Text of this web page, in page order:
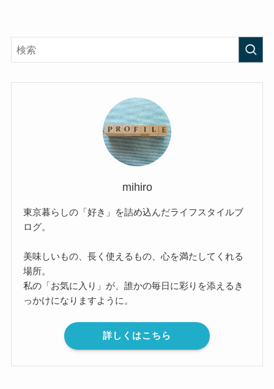
mihiro
東京暮らしの「好き」を詰め込んだライフスタイルブ
ログ。
美味しいもの、長く使えるもの、心を満たしてくれる
場所。
私の「お気に入り」が、誰かの毎日に彩りを添えるき
っかけになりますように。
詳しくはこちら